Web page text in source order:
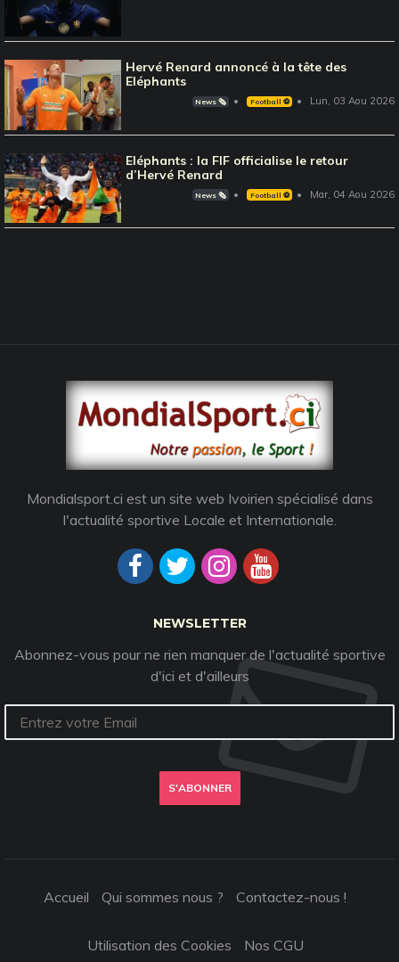
Hervé Renard annoncé à la tête des
Eléphants
News 🗞️ Football ⚽️ Lun, 03 Aou 2026
Eléphants : la FIF officialise le retour
d’Hervé Renard
News 🗞️ Football ⚽️ Mar, 04 Aou 2026
Mondialsport.ci est un site web Ivoirien spécialisé dans
l'actualité sportive Locale et Internationale.
NEWSLETTER
Abonnez-vous pour ne rien manquer de l'actualité sportive
d'ici et d'ailleurs
S'ABONNER
Accueil Qui sommes nous ? Contactez-nous !
Utilisation des Cookies Nos CGU